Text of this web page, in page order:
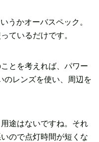
うかオーバスペック。
ているだけです。
とを考えれば、パワー
レンズを使い、周辺を
途はないですね。それ
ので点灯時間が短くな